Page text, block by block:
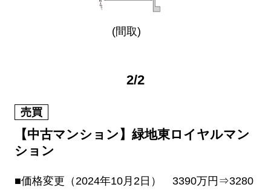
(間取)
2/2
売買
【中古マンション】緑地東ロイヤルマン
ション
■価格変更（2024年10月2日） 3390万円⇒3280